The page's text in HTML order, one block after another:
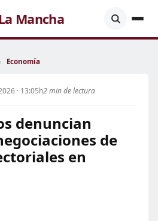
Mancha
› Economía
· 13:05h2 min de lectura
denuncian
de
en